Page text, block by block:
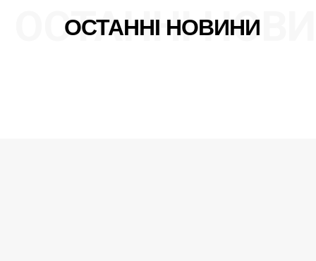
ОСТАННІ НОВИНИ
ОСТАННІ